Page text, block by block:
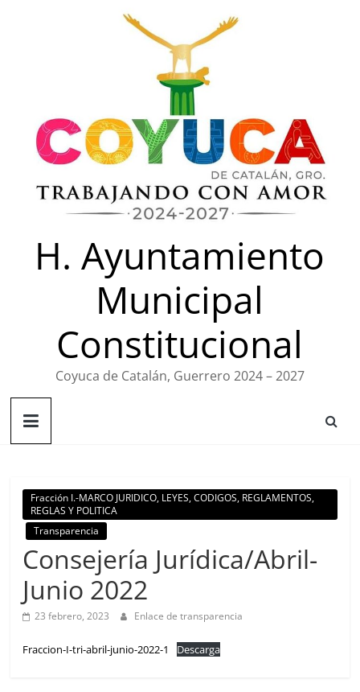
H. Ayuntamiento
Municipal
Constitucional
Coyuca de Catalán, Guerrero 2024 – 2027
Fracción I.-MARCO JURIDICO, LEYES, CODIGOS, REGLAMENTOS,
REGLAS Y POLITICA
Transparencia
Consejería Jurídica/Abril-
Junio 2022
23 febrero, 2023 Enlace de transparencia
Fraccion-I-tri-abril-junio-2022-1 Descarga